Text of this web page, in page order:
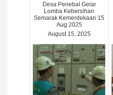
Desa Penebal Gelar
Lomba Kebersihan
Semarak Kemerdekaan 15
Aug 2025
August 15, 2025